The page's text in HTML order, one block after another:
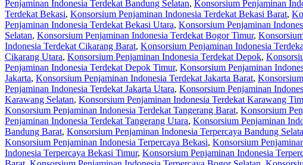
Penjaminan Indonesia Terdekat Bandung Selatan, Konsorsium Penjaminan
Terdekat Bekasi, Konsorsium Penjaminan Indonesia Terdekat Bekasi Barat,
Penjaminan Indonesia Terdekat Bekasi Utara, Konsorsium Penjaminan
Selatan, Konsorsium Penjaminan Indonesia Terdekat Bogor Timur,
Indonesia Terdekat Cikarang Barat, Konsorsium Penjaminan Indonesia
Cikarang Utara, Konsorsium Penjaminan Indonesia Terdekat Depok,
Penjaminan Indonesia Terdekat Depok Timur, Konsorsium Penjaminan
Jakarta, Konsorsium Penjaminan Indonesia Terdekat Jakarta Barat,
Penjaminan Indonesia Terdekat Jakarta Utara, Konsorsium Penjaminan
Karawang Selatan, Konsorsium Penjaminan Indonesia Terdekat Karawang
Konsorsium Penjaminan Indonesia Terdekat Tangerang Barat, Konsorsium
Penjaminan Indonesia Terdekat Tangerang Utara, Konsorsium Penjaminan
Bandung Barat, Konsorsium Penjaminan Indonesia Terpercaya Bandung
Konsorsium Penjaminan Indonesia Terpercaya Bekasi, Konsorsium
Indonesia Terpercaya Bekasi Timur, Konsorsium Penjaminan Indonesia